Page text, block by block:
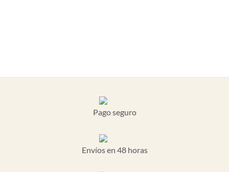
Pago seguro
Envíos en 48 horas